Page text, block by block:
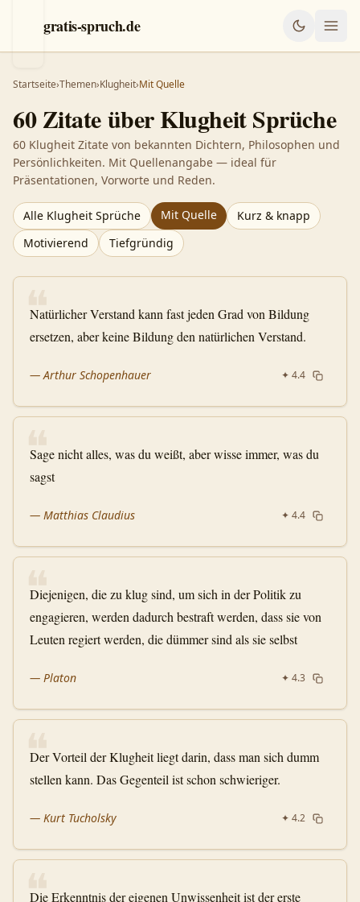
gratis-spruch.de
Startseite›Themen›Klugheit›Mit Quelle
60 Zitate überKlugheitSprüche
60 Klugheit Zitate von bekannten Dichtern, Philosophen und
Persönlichkeiten. Mit Quellenangabe — ideal für
Präsentationen, Vorworte und Reden.
Alle Klugheit Sprüche Mit Quelle
Kurz & knapp
Motivierend
Tiefgründig
❝
Natürlicher Verstand kann fast jeden Grad von Bildung
ersetzen, aber keine Bildung den natürlichen Verstand.
—Arthur Schopenhauer ✦ 4.4
❝
Sage nicht alles, was du weißt, aber wisse immer, was du
sagst
— Matthias Claudius ✦ 4.4
❝
Diejenigen, die zu klug sind, um sich in der Politik zu
engagieren, werden dadurch bestraft werden, dass sie von
Leuten regiert werden, die dümmer sind als sie selbst
— Platon ✦ 4.3
❝
Der Vorteil der Klugheit liegt darin, dass man sich dumm
stellen kann. Das Gegenteil ist schon schwieriger.
— Kurt Tucholsky ✦ 4.2
❝
Die Erkenntnis der eigenen Unwissenheit ist der erste